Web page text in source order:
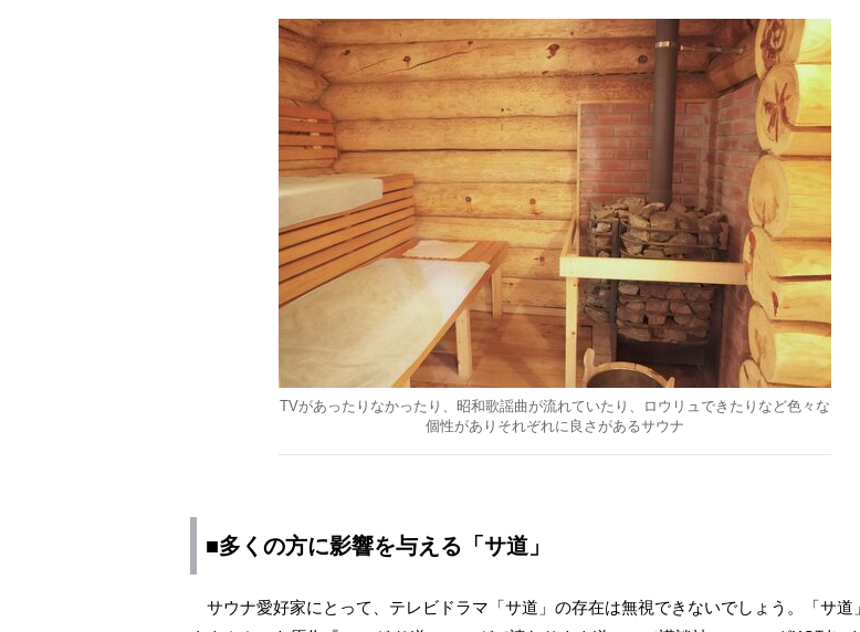
TVがあったりなかったり、昭和歌謡曲が流れていたり、ロウリュできたりなど色々な
個性がありそれぞれに良さがあるサウナ
■多くの方に影響を与える「サ道」
サウナ愛好家にとって、テレビドラマ「サ道」の存在は無視できないでしょう。「サ道